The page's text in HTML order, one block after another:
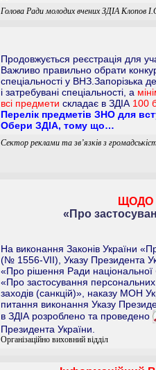
Голова Ради молодих вчених ЗДІА Клопов
Продовжується реєстрація для
Важливо правильно обрати
спеціальності у ВНЗ.Запорізька
і затребувані спеціальності, а
всі предмети складає в ЗДІА 100
Перелік предметів ЗНО для
Обери ЗДІА, тому що…
Сектор реклами та зв’язків з
ЩОДО
«Про
На виконання Законів України
(№ 1556-VII), Указу Президента
«Про рішення Ради національної
«Про застосування
заходів (санкцій)», наказу МОН
питання виконання Указу
в ЗДІА розроблено та проведено
Президента України.
Організаційно виховний відділ